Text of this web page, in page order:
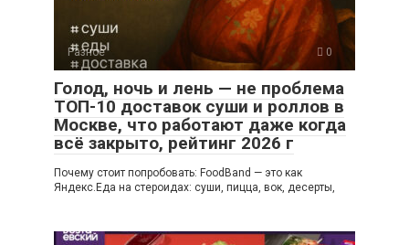
Разное 0
Голод, ночь и лень — не проблема
ТОП-10 доставок суши и роллов в
Москве, что работают даже когда
всё закрыто, рейтинг 2026 г
Почему стоит попробовать: FoodBand — это как
Яндекс.Еда на стероидах: суши, пицца, вок, десерты,